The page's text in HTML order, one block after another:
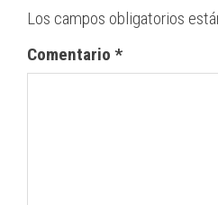
Los campos obligatorios
Comentario *